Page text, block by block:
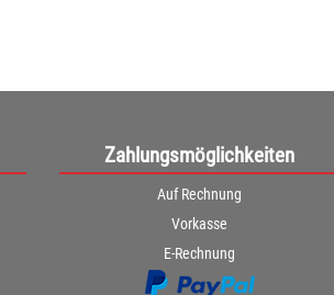
Zahlungsmöglichkeiten
Auf Rechnung
Vorkasse
E-Rechnung